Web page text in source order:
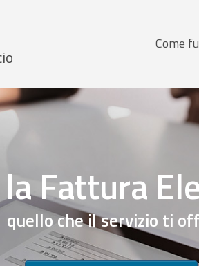
Come
Fattura
quello che il servizio ti